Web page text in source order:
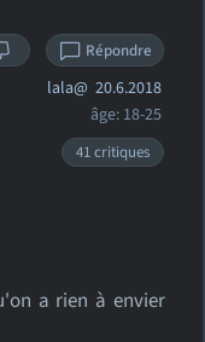
Répondre
lala@ 20.6.2018
âge: 18-25
41 critiques
a rien à envier